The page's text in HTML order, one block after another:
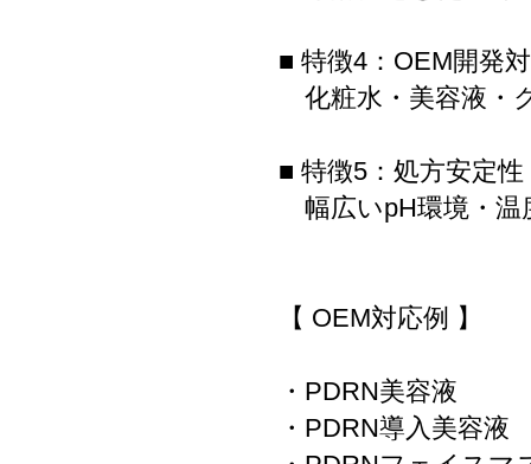
■ 特徴4：OEM開発
化粧水・美容液・
■ 特徴5：処方安定性
幅広いpH環境・温
【 OEM対応例 】
・PDRN美容液
・PDRN導入美容液